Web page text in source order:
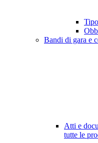
Bandi di gara e
Atti e
tutte le